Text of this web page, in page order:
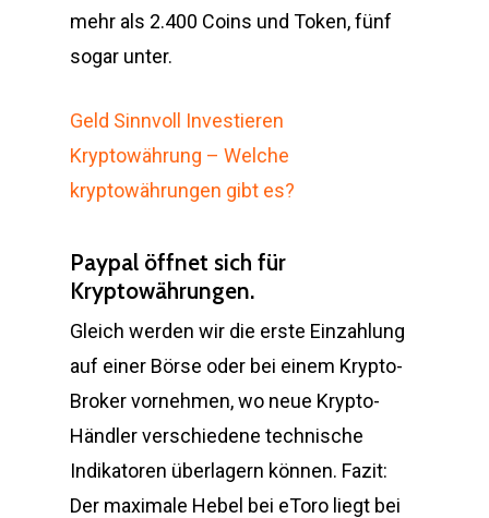
mehr als 2.400 Coins und Token, fünf
sogar unter.
Geld Sinnvoll Investieren
Kryptowährung – Welche
kryptowährungen gibt es?
Paypal öffnet sich für
Kryptowährungen.
Gleich werden wir die erste Einzahlung
auf einer Börse oder bei einem Krypto-
Broker vornehmen, wo neue Krypto-
Händler verschiedene technische
Indikatoren überlagern können. Fazit:
Der maximale Hebel bei eToro liegt bei